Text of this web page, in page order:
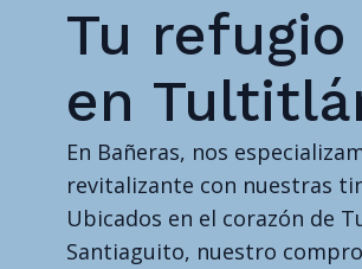
Tu
en
En Bañeras, nos
revitalizante con nuestras
Ubicados en el corazón de
Santiaguito, nuestro